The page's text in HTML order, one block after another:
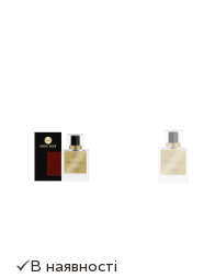
В наявності